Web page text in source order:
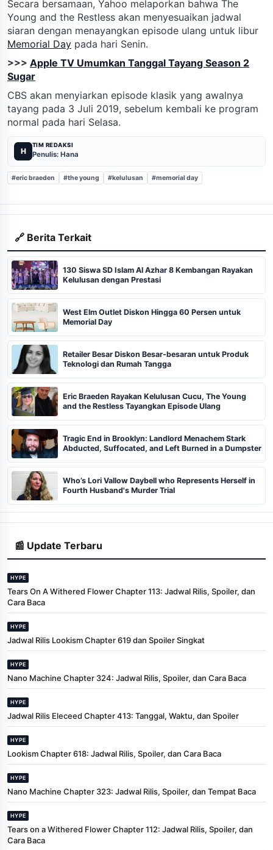
Secara bersamaan, Yahoo melaporkan bahwa The
Young and the Restless akan menyesuaikan jadwal
siaran dengan menayangkan episode ulang untuk libur
Memorial Day pada hari Senin.
>>> Apple TV Umumkan Tanggal Tayang Season 2
Sugar
CBS akan menyiarkan episode klasik yang awalnya
tayang pada 3 Juli 2019, sebelum kembali ke program
normal pada hari Selasa.
H
TIM REDAKSI
Penulis: Hana
#eric braeden #the young #kelulusan #memorial day
🔗 Berita Terkait
130 Siswa SD Islam Al Azhar 8 Kembangan Rayakan
Kelulusan dengan Prestasi
West Elm Outlet Diskon Hingga 60 Persen untuk
Memorial Day
Retailer Besar Diskon Besar-besaran untuk Produk
Teknologi dan Rumah Tangga
Eric Braeden Rayakan Kelulusan Cucu, The Young
and the Restless Tayangkan Episode Ulang
Tragic End in Brooklyn: Landlord Menachem Stark
Abducted, Suffocated, and Left Burned in a Dumpster
Who’s Lori Vallow Daybell who Represents Herself in
Fourth Husband's Murder Trial
📰 Update Terbaru
HYPE
Tears On A Withered Flower Chapter 113: Jadwal Rilis, Spoiler, dan
Cara Baca
HYPE
Jadwal Rilis Lookism Chapter 619 dan Spoiler Singkat
HYPE
Nano Machine Chapter 324: Jadwal Rilis, Spoiler, dan Cara Baca
HYPE
Jadwal Rilis Eleceed Chapter 413: Tanggal, Waktu, dan Spoiler
HYPE
Lookism Chapter 618: Jadwal Rilis, Spoiler, dan Cara Baca
HYPE
Nano Machine Chapter 323: Jadwal Rilis, Spoiler, dan Tempat Baca
HYPE
Tears on a Withered Flower Chapter 112: Jadwal Rilis, Spoiler, dan
Cara Baca